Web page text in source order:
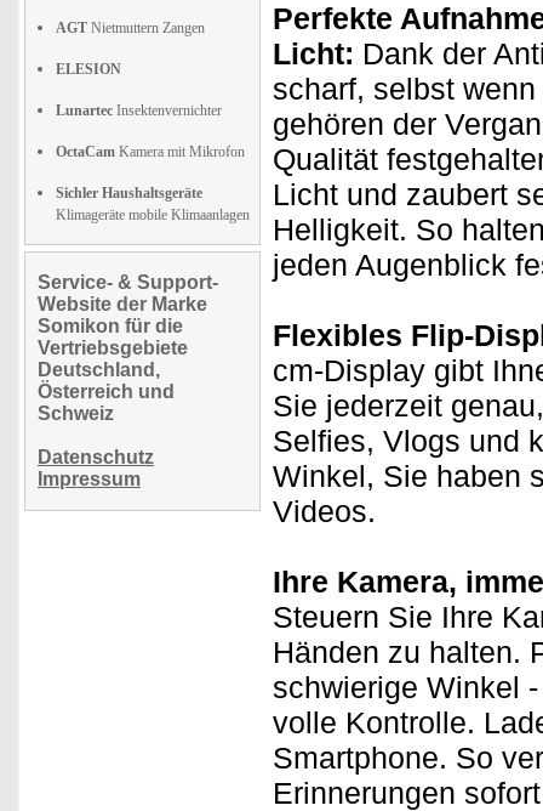
AGT Nietmuttern Zangen
ELESION
Lunartec Insektenvernichter
OctaCam Kamera mit Mikrofon
Sichler Haushaltsgeräte
Klimageräte mobile Klimaanlagen
Service- & Support-
Website der Marke
Somikon für die
Vertriebsgebiete
Deutschland,
Österreich und
Schweiz
Datenschutz
Impressum
Perfekte
Licht: Dank der
scharf, selbst
gehören der
Qualität
Licht und zaubert
Helligkeit. So
jeden Augenblick
Flexibles Flip-
cm-Display gibt
Sie jederzeit
Selfies, Vlogs und
Winkel, Sie haben
Videos.
Ihre Kamera,
Steuern Sie Ihre
Händen zu halten.
schwierige Winkel
volle Kontrolle.
Smartphone. So
Erinnerungen